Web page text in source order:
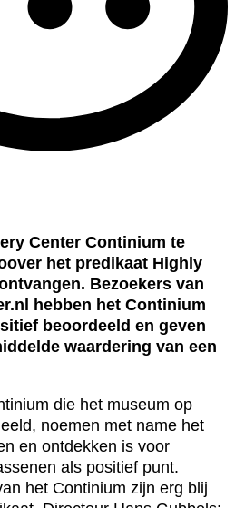
Center Continium te
het predikaat Highly
Bezoekers van
hebben het Continium
beoordeeld en geven
waardering van een
die het museum op
noemen met name het
en ontdekken is voor
als positief punt.
het Continium zijn erg blij